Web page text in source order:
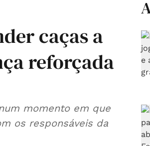
caças a
reforçada
momento em que
os responsáveis da